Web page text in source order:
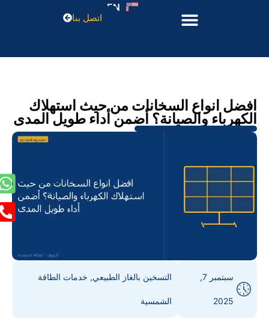
EN
اتصل بنا
افضل انواع السخانات من حيث استهلاك
الكهرباء والصيانة؟ أضمن أداء طويل المدى
سبتمبر 7,
2025
التسخين بالغاز الطبيعي,خدمات الطاقة
الشمسية